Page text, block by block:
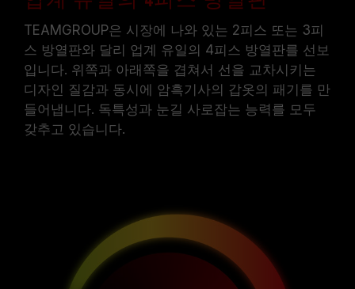
TEAMGROUP은 시장에 나와 있는 2피스 또는 3피
스 방열판와 달리 업계 유일의 4피스 방열판를 선보
입니다. 위쪽과 아래쪽을 겹쳐서 선을 교차시키는
디자인 질감과 동시에 암흑기사의 갑옷의 패기를 만
들어냅니다. 독특성과 눈길 사로잡는 능력를 모두
갖추고 있습니다.